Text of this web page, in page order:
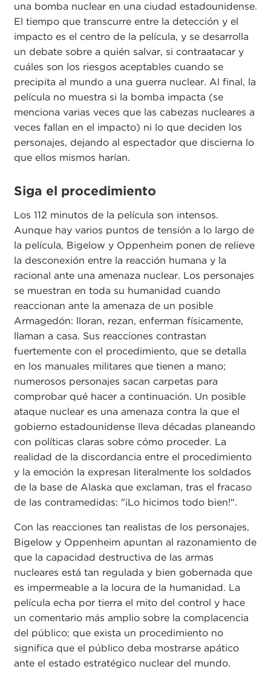
una bomba nuclear en una ciudad estadounidense.
El tiempo que transcurre entre la detección y el
impacto es el centro de la película, y se desarrolla
un debate sobre a quién salvar, si contraatacar y
cuáles son los riesgos aceptables cuando se
precipita al mundo a una guerra nuclear. Al final, la
película no muestra si la bomba impacta (se
menciona varias veces que las cabezas nucleares a
veces fallan en el impacto) ni lo que deciden los
personajes, dejando al espectador que discierna lo
que ellos mismos harían.
Siga el procedimiento
Los 112 minutos de la película son intensos.
Aunque hay varios puntos de tensión a lo largo de
la película, Bigelow y Oppenheim ponen de relieve
la desconexión entre la reacción humana y la
racional ante una amenaza nuclear. Los personajes
se muestran en toda su humanidad cuando
reaccionan ante la amenaza de un posible
Armagedón: lloran, rezan, enferman físicamente,
llaman a casa. Sus reacciones contrastan
fuertemente con el procedimiento, que se detalla
en los manuales militares que tienen a mano;
numerosos personajes sacan carpetas para
comprobar qué hacer a continuación. Un posible
ataque nuclear es una amenaza contra la que el
gobierno estadounidense lleva décadas planeando
con políticas claras sobre cómo proceder. La
realidad de la discordancia entre el procedimiento
y la emoción la expresan literalmente los soldados
de la base de Alaska que exclaman, tras el fracaso
de las contramedidas: "¡Lo hicimos todo bien!".
Con las reacciones tan realistas de los personajes,
Bigelow y Oppenheim apuntan al razonamiento de
que la capacidad destructiva de las armas
nucleares está tan regulada y bien gobernada que
es impermeable a la locura de la humanidad. La
película echa por tierra el mito del control y hace
un comentario más amplio sobre la complacencia
del público; que exista un procedimiento no
significa que el público deba mostrarse apático
ante el estado estratégico nuclear del mundo.